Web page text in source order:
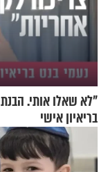
"לא שאלו אותי.
בריאיון אישי